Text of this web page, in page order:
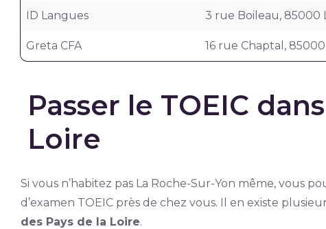
ID Langues 3 rue Boileau, 85000
Greta CFA 16 rue Chaptal,
Passer le TOEIC
Loire
Si vous n’habitez pas La Roche-Sur-Yon même, vous
d’examen TOEIC près de chez vous. Il en existe
des Pays de la Loire.